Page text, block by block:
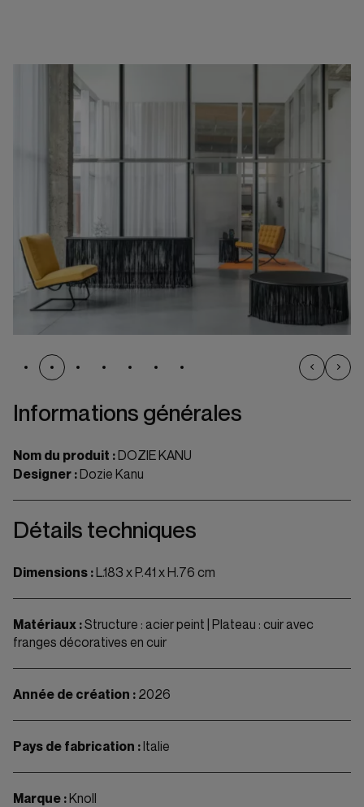
Informations générales
Nom du produit :DOZIE KANU
Designer :Dozie Kanu
Détails techniques
Dimensions :L.183 x P.41 x H.76 cm
Matériaux :Structure : acier peint | Plateau : cuir avec
franges décoratives en cuir
Année de création : 2026
Pays de fabrication :Italie
Marque :Knoll